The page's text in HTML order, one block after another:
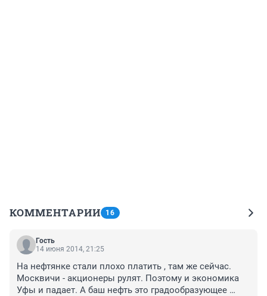
КОММЕНТАРИИ 16
Гость
14 июня 2014, 21:25
На нефтянке стали плохо платить , там же сейчас.
Москвичи - акционеры рулят. Поэтому и экономика
Уфы и падает. А баш нефть это градообразующее